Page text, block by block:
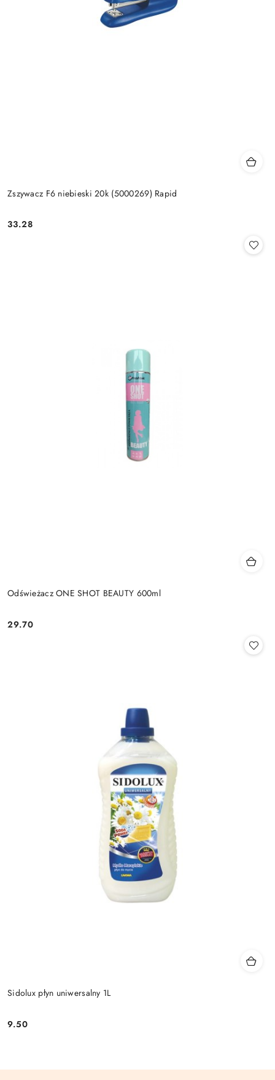
Zszywacz F6 niebieski 20k (5000269) Rapid
Cena:
33.28
Odświeżacz ONE SHOT BEAUTY 600ml
Cena:
29.70
Sidolux płyn uniwersalny 1L
Cena:
9.50